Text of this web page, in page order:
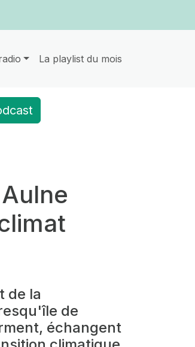
La playlist du mois
de la
de
échangent